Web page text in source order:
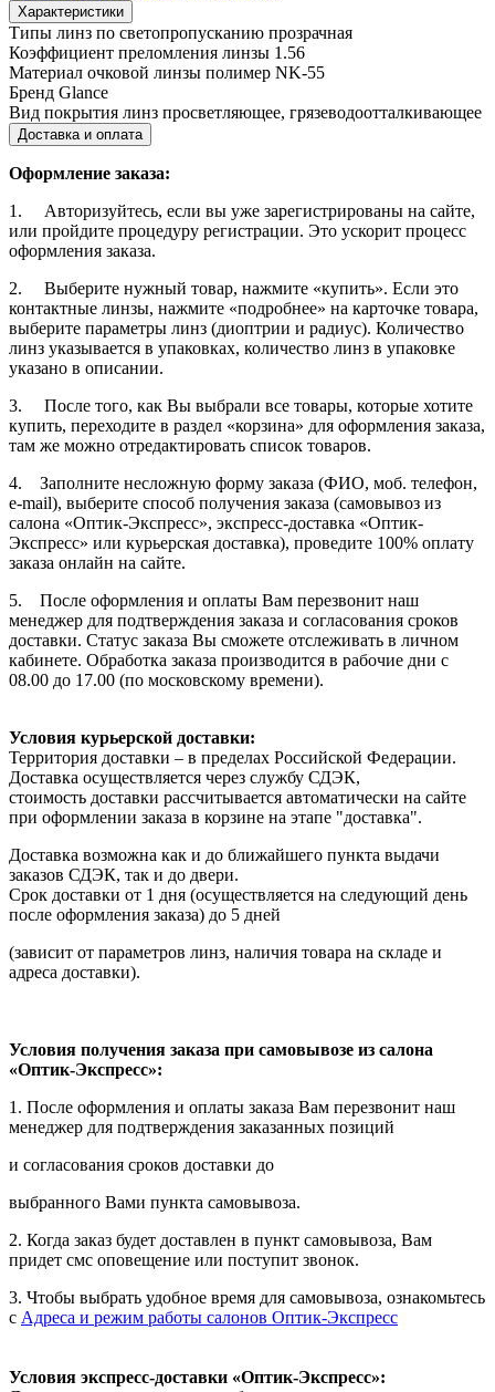
Характеристики
Типы линз по светопропусканию прозрачная
Коэффициент преломления линзы 1.56
Материал очковой линзы полимер NK-55
Бренд Glance
Вид покрытия линз просветляющее, грязеводоотталкивающее
Доставка и оплата
Оформление заказа:
1. Авторизуйтесь, если вы уже зарегистрированы на сайте,
или пройдите процедуру регистрации. Это ускорит процесс
оформления заказа.
2. Выберите нужный товар, нажмите «купить». Если это
контактные линзы, нажмите «подробнее» на карточке товара,
выберите параметры линз (диоптрии и радиус). Количество
линз указывается в упаковках, количество линз в упаковке
указано в описании.
3. После того, как Вы выбрали все товары, которые хотите
купить, переходите в раздел «корзина» для оформления заказа,
там же можно отредактировать список товаров.
4. Заполните несложную форму заказа (ФИО, моб. телефон,
e-mail), выберите способ получения заказа (самовывоз из
салона «Оптик-Экспресс», экспресс-доставка «Оптик-
Экспресс» или курьерская доставка), проведите 100% оплату
заказа онлайн на сайте.
5. После оформления и оплаты Вам перезвонит наш
менеджер для подтверждения заказа и согласования сроков
доставки. Статус заказа Вы сможете отслеживать в личном
кабинете. Обработка заказа производится в рабочие дни с
08.00 до 17.00 (по московскому времени).
Условия курьерской доставки:
Территория доставки – в пределах Российской Федерации.
Доставка осуществляется через службу СДЭК,
стоимость доставки рассчитывается автоматически на сайте
при оформлении заказа в корзине на этапе "доставка".
Доставка возможна как и до ближайшего пункта выдачи
заказов СДЭК, так и до двери.
Срок доставки от 1 дня (осуществляется на следующий день
после оформления заказа) до 5 дней
(зависит от параметров линз, наличия товара на складе и
адреса доставки).
Условия получения заказа при самовывозе из салона
«Оптик-Экспресс»:
1. После оформления и оплаты заказа Вам перезвонит наш
менеджер для подтверждения заказанных позиций
и согласования сроков доставки до
выбранного Вами пункта самовывоза.
2. Когда заказ будет доставлен в пункт самовывоза, Вам
придет смс оповещение или поступит звонок.
3. Чтобы выбрать удобное время для самовывоза, ознакомьтесь
с Адреса и режим работы салонов Оптик-Экспресс
Условия экспресс-доставки «Оптик-Экспресс»: